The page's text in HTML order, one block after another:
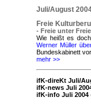
Juli/August
Freie
- Freie unter
Wie heißt es
Werner Müller
Bundeskabinett
mehr >>
ifK-direKt Juli/
ifK-news Juli
ifK-info Juli 2004